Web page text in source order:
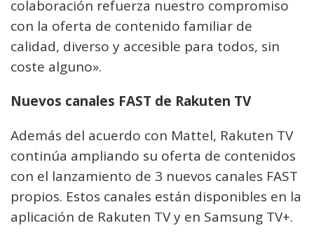
colaboración refuerza nuestro compromiso
con la oferta de contenido familiar de
calidad, diverso y accesible para todos, sin
coste alguno».
Nuevos canales FAST de Rakuten TV
Además del acuerdo con Mattel, Rakuten TV
continúa ampliando su oferta de contenidos
con el lanzamiento de 3 nuevos canales FAST
propios. Estos canales están disponibles en la
aplicación de Rakuten TV y en Samsung TV+.